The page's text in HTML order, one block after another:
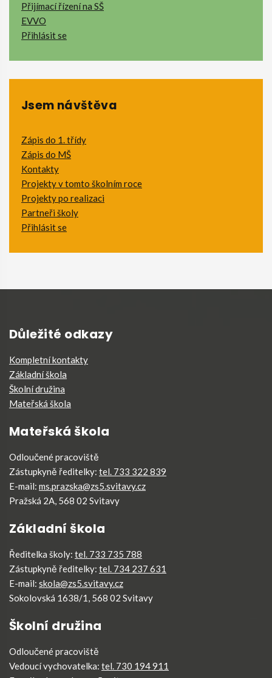
Přijímací řízení na SŠ
EVVO
Přihlásit se
Jsem návštěva
Zápis do 1. třídy
Zápis do MŠ
Kontakty
Projekty v tomto školním roce
Projekty po realizaci
Partneři školy
Přihlásit se
Důležité odkazy
Kompletní kontakty
Základní škola
Školní družina
Mateřská škola
Mateřská škola
Odloučené pracoviště
Zástupkyně ředitelky: tel. 733 322 839
E-mail: ms.prazska@zs5.svitavy.cz
Pražská 2A, 568 02 Svitavy
Základní škola
Ředitelka školy: tel. 733 735 788
Zástupkyně ředitelky: tel. 734 237 631
E-mail: skola@zs5.svitavy.cz
Sokolovská 1638/1, 568 02 Svitavy
Školní družina
Odloučené pracoviště
Vedoucí vychovatelka: tel. 730 194 911